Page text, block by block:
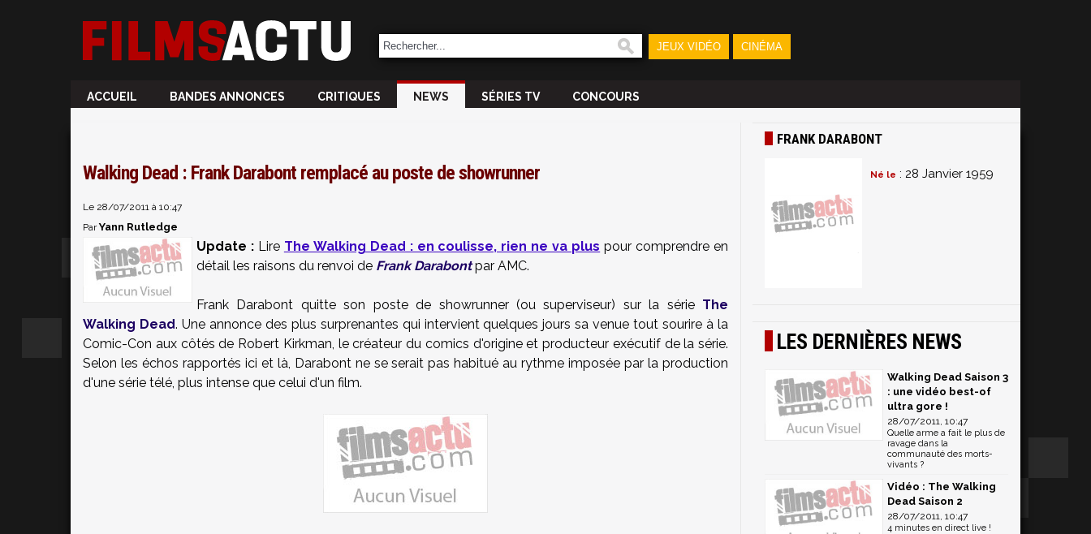
JEUX VIDÉO CINÉMA
ACCUEIL BANDES ANNONCES CRITIQUES NEWS SÉRIES TV CONCOURS
Walking Dead : Frank Darabont remplacé au poste de showrunner
Le 28/07/2011 à 10:47
ParYann Rutledge
Update : Lire The Walking Dead : en coulisse, rien ne va plus pour comprendreen
détail les raisons du renvoi de Frank Darabontpar AMC.
Frank Darabont quitte son poste de showrunner(ou superviseur) sur la série The
Walking Dead. Une annonce des plus surprenantes qui intervient quelques jours sa venue tout sourire à la
Comic-Con aux côtés de Robert Kirkman, le créateur du comics d'origine et producteur exécutif de la série.
Selon les échos rapportés ici et là, Darabont ne se serait pas habitué au rythme imposée par la production
d'une série télé, plus intense que celui d'un film.
FRANK DARABONT
Né le : 28 Janvier 1959
LES DERNIÈRES NEWS
Walking Dead Saison 3
: une vidéo best-of
ultra gore !
28/07/2011, 10:47
Quelle arme a fait le plus de
ravage dans la
communauté des morts-
vivants ?
Vidéo : The Walking
Dead Saison 2
28/07/2011, 10:47
4 minutes en direct live !